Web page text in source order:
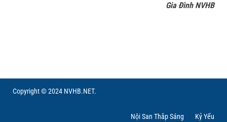
Gia Đình NVHB
Copyright © 2024 NVHB.NET.
Nội San Thắp Sáng Kỷ Yếu